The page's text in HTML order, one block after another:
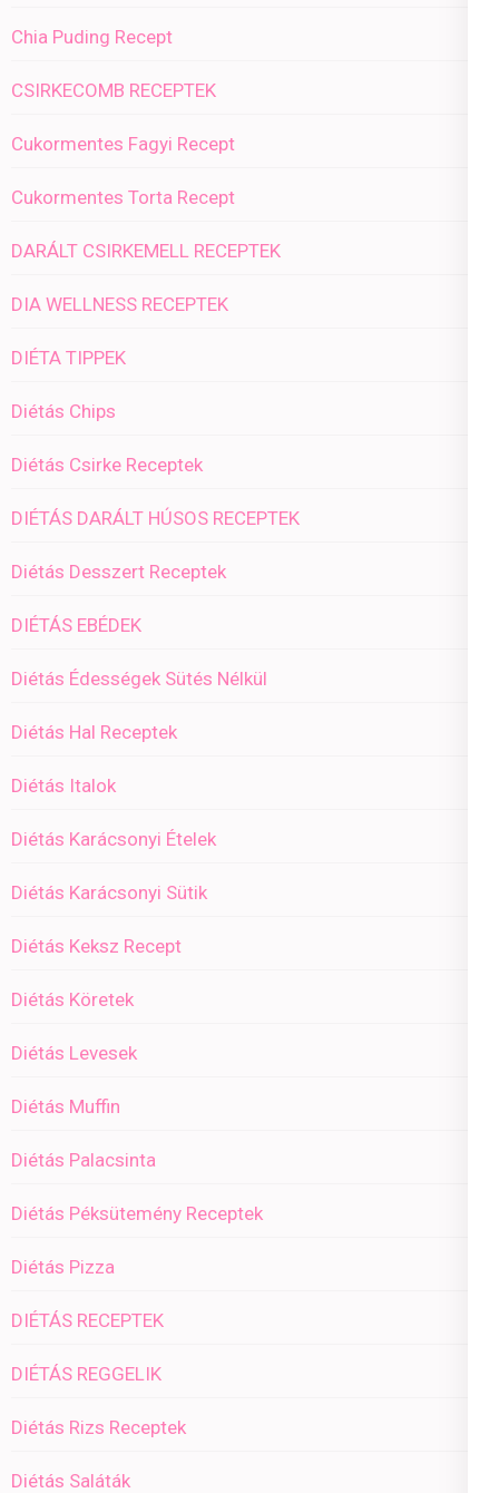
Chia Puding Recept
CSIRKECOMB RECEPTEK
Cukormentes Fagyi Recept
Cukormentes Torta Recept
DARÁLT CSIRKEMELL RECEPTEK
DIA WELLNESS RECEPTEK
DIÉTA TIPPEK
Diétás Chips
Diétás Csirke Receptek
DIÉTÁS DARÁLT HÚSOS RECEPTEK
Diétás Desszert Receptek
DIÉTÁS EBÉDEK
Diétás Édességek Sütés Nélkül
Diétás Hal Receptek
Diétás Italok
Diétás Karácsonyi Ételek
Diétás Karácsonyi Sütik
Diétás Keksz Recept
Diétás Köretek
Diétás Levesek
Diétás Muffin
Diétás Palacsinta
Diétás Péksütemény Receptek
Diétás Pizza
DIÉTÁS RECEPTEK
DIÉTÁS REGGELIK
Diétás Rizs Receptek
Diétás Saláták